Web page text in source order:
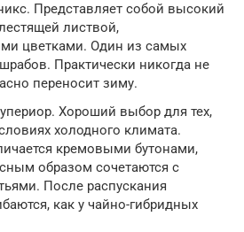
Представляет собой высокий
листвой,
цветками. Один из самых
Практически никогда не
переносит зиму.
Хороший выбор для тех,
холодного климата.
кремовыми бутонами,
образом сочетаются с
После распускания
как у чайно-гибридных